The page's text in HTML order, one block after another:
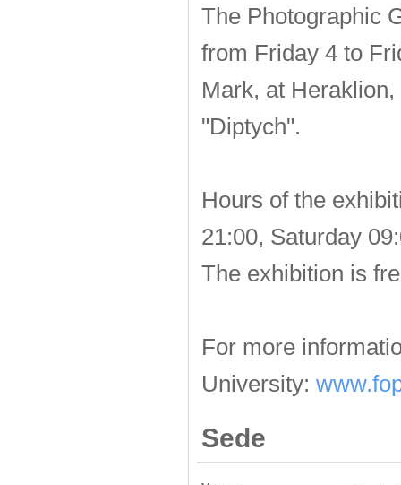
The Photographic
from Friday 4 to
Mark, at
"Diptych".
Hours of the
21:00, Saturday
The exhibition is
For more
University:
Sede